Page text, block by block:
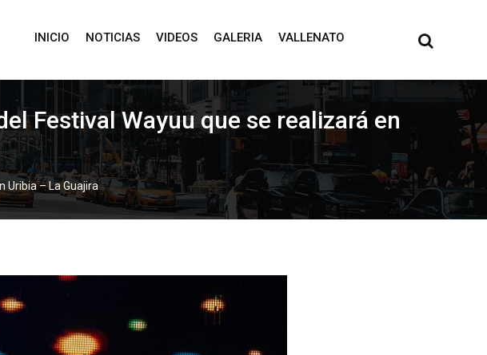
INICIO NOTICIAS VIDEOS GALERIA VALLENATO
Festival Wayuu que se realizará en
Uribia – La Guajira